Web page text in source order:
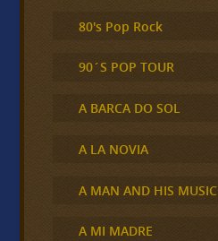
80's Pop Rock
90´S POP TOUR
A BARCA DO SOL
A LA NOVIA
A MAN AND HIS MUSIC
A MI MADRE